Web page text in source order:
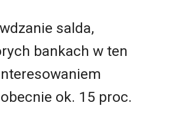
salda,
bankach w ten
ok. 15 proc.